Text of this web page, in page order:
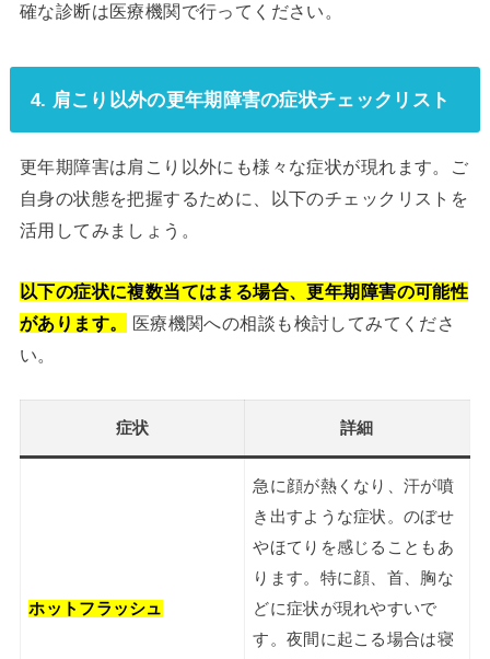
確な診断は医療機関で行ってください。
4. 肩こり以外の更年期障害の症状チェックリスト
更年期障害は肩こり以外にも様々な症状が現れます。ご
自身の状態を把握するために、以下のチェックリストを
活用してみましょう。
以下の症状に複数当てはまる場合、更年期障害の可能性
があります。
医療機関への相談も検討してみてくださ
い。
症状 詳細
ホットフラッシュ
急に顔が熱くなり、汗が噴
き出すような症状。のぼせ
やほてりを感じることもあ
ります。特に顔、首、胸な
どに症状が現れやすいで
す。夜間に起こる場合は寝